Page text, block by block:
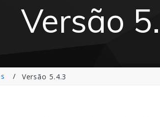
Versão
Versão 5.4.3